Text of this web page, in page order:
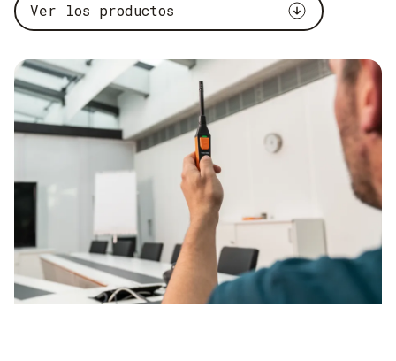
Ver los productos